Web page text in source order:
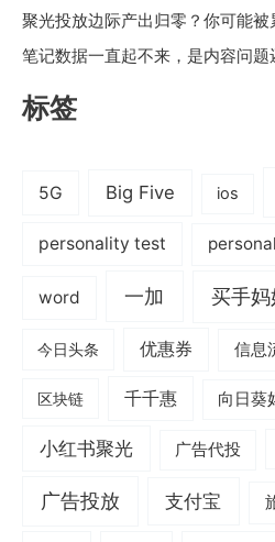
聚光投放边际产出归零？你可能被
笔记数据一直起不来，是内容问题
标签
5G Big Five ios
personality test
word 一加 买手妈
今日头条 优惠券 信息
区块链 千千惠 向日葵
小红书聚光 广告代投
广告投放 支付宝